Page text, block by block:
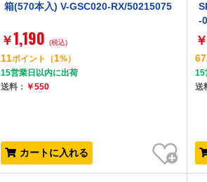
箱(570本入) V-GSC020-RX/50215075
￥1,190 (税込)
11ポイント （1%）
15営業日以内に出荷
送料： ￥550
カートに入れる
お気に入り
-
￥
67
15
送